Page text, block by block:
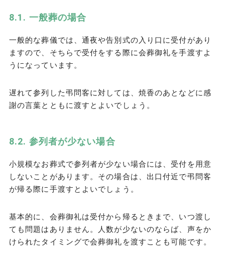
一般葬の場合
一般的な葬儀では、通夜や告別式の入り口に受付があり
ますので、そちらで受付をする際に会葬御礼を手渡すよ
うになっています。
遅れて参列した弔問客に対しては、焼香のあとなどに感
謝の言葉とともに渡すとよいでしょう。
参列者が少ない場合
小規模なお葬式で参列者が少ない場合には、受付を用意
しないことがあります。その場合は、出口付近で弔問客
が帰る際に手渡すとよいでしょう。
基本的に、会葬御礼は受付から帰るときまで、いつ渡し
ても問題はありません。人数が少ないのならば、声をか
けられたタイミングで会葬御礼を渡すことも可能です。